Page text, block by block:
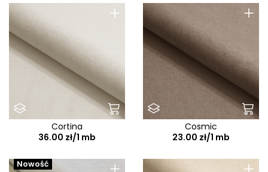
+
Cortina
36.00 zł/1 mb
+
Cosmic
23.00 zł/1 mb
Nowość